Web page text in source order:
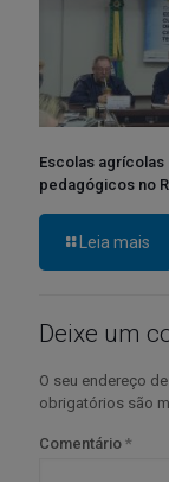
Escolas
pedagógicos no
Leia mais
Deixe um
O seu endereço
obrigatórios são
Comentário *